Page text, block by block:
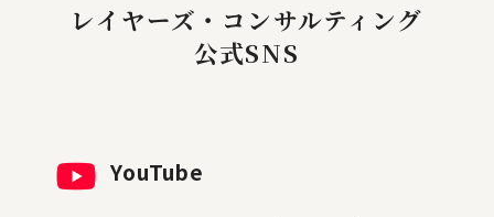
レイヤーズ・コンサルティング
公式SNS
YouTube